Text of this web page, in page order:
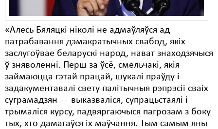
«Алесь Бяляцкі ніколі не адмаўляўся ад
патрабавання дэмакратычных свабод, якіх
заслугоўвае беларускі народ, нават знаходзячыся
ў зняволенні. Перш за ўсё, смельчакі, якія
займаюцца гэтай працай, шукалі праўду і
задакументавалі свету палітычныя рэпрэсіі сваіх
суграмадзян — выказваліся, супрацьстаялі і
трымаліся курсу, падвяргаючыся пагрозам з боку
тых, хто дамагаўся іх маўчання. Тым самым яны